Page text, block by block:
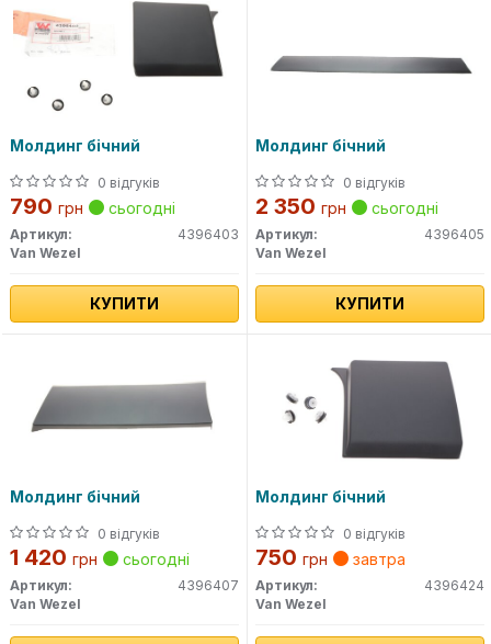
Молдинг бічний
0 відгуків
790 грн сьогодні
Артикул:
4396403
Van Wezel
КУПИТИ
Молдинг бічний
0 відгуків
2 350 грн сьогодні
Артикул:
4396405
Van Wezel
КУПИТИ
Молдинг бічний
0 відгуків
1 420 грн сьогодні
Артикул:
4396407
Van Wezel
Молдинг бічний
0 відгуків
750 грн завтра
Артикул:
4396424
Van Wezel